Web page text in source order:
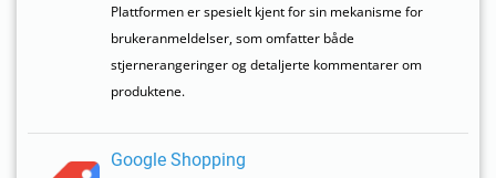
Plattformen er spesielt kjent for sin mekanisme for
brukeranmeldelser, som omfatter både
stjernerangeringer og detaljerte kommentarer om
produktene.
Google Shopping